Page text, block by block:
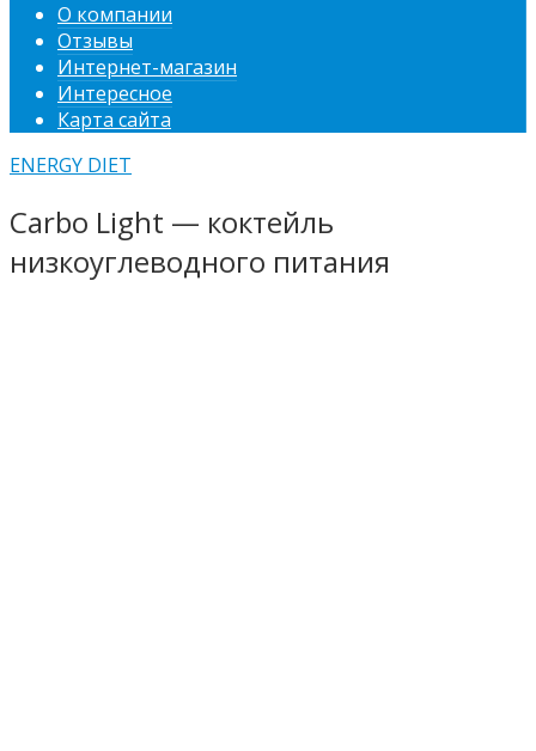
О компании
Отзывы
Интернет-магазин
Интересное
Карта сайта
ENERGY DIET
Carbo Light — коктейль
низкоуглеводного питания